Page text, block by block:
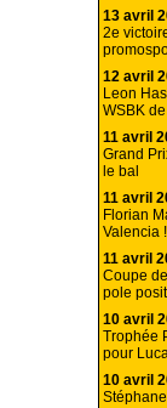
13 avril
2e
12 avril
Leon
WSBK
11 avril
Grand
le bal
11 avril
Florian
Valencia !
11 avril
Coupe
pole
10 avril
Trophée
pour
10 avril